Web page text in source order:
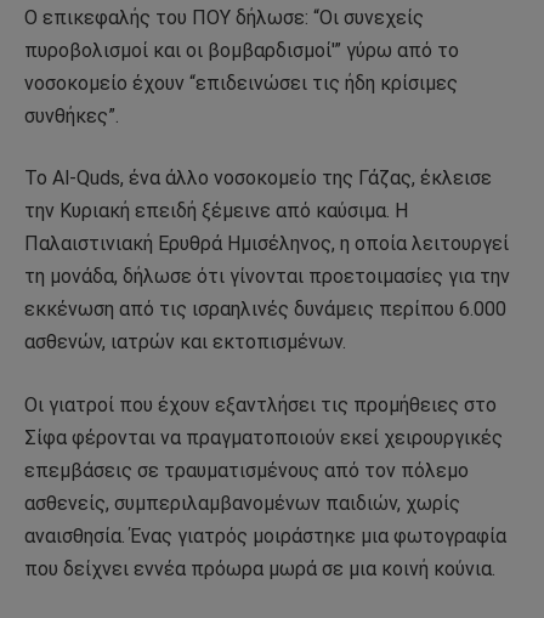
Ο επικεφαλής του ΠΟΥ δήλωσε: “Οι συνεχείς
πυροβολισμοί και οι βομβαρδισμοί'” γύρω από το
νοσοκομείο έχουν “επιδεινώσει τις ήδη κρίσιμες
συνθήκες”.
Το Al-Quds, ένα άλλο νοσοκομείο της Γάζας, έκλεισε
την Κυριακή επειδή ξέμεινε από καύσιμα. Η
Παλαιστινιακή Ερυθρά Ημισέληνος, η οποία λειτουργεί
τη μονάδα, δήλωσε ότι γίνονται προετοιμασίες για την
εκκένωση από τις ισραηλινές δυνάμεις περίπου 6.000
ασθενών, ιατρών και εκτοπισμένων.
Οι γιατροί που έχουν εξαντλήσει τις προμήθειες στο
Σίφα φέρονται να πραγματοποιούν εκεί χειρουργικές
επεμβάσεις σε τραυματισμένους από τον πόλεμο
ασθενείς, συμπεριλαμβανομένων παιδιών, χωρίς
αναισθησία. Ένας γιατρός μοιράστηκε μια φωτογραφία
που δείχνει εννέα πρόωρα μωρά σε μια κοινή κούνια.